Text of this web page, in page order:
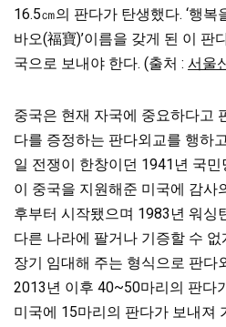
16.5㎝의 판다가 탄생했다. ‘행복
바오(福寶)’이름을 갖게 된 이 판
국으로 보내야 한다. (출처 : 서울
중국은 현재 자국에 중요하다고
다를 증정하는 판다외교를 행하
일 전쟁이 한창이던 1941년 국민
이 중국을 지원해준 미국에 감사
후부터 시작됐으며 1983년 워싱
다른 나라에 팔거나 기증할 수
장기 임대해 주는 형식으로 판다
2013년 이후 40~50마리의 판다
미국에 15마리의 판다가 보내져